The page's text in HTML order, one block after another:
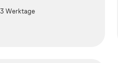
Werktage